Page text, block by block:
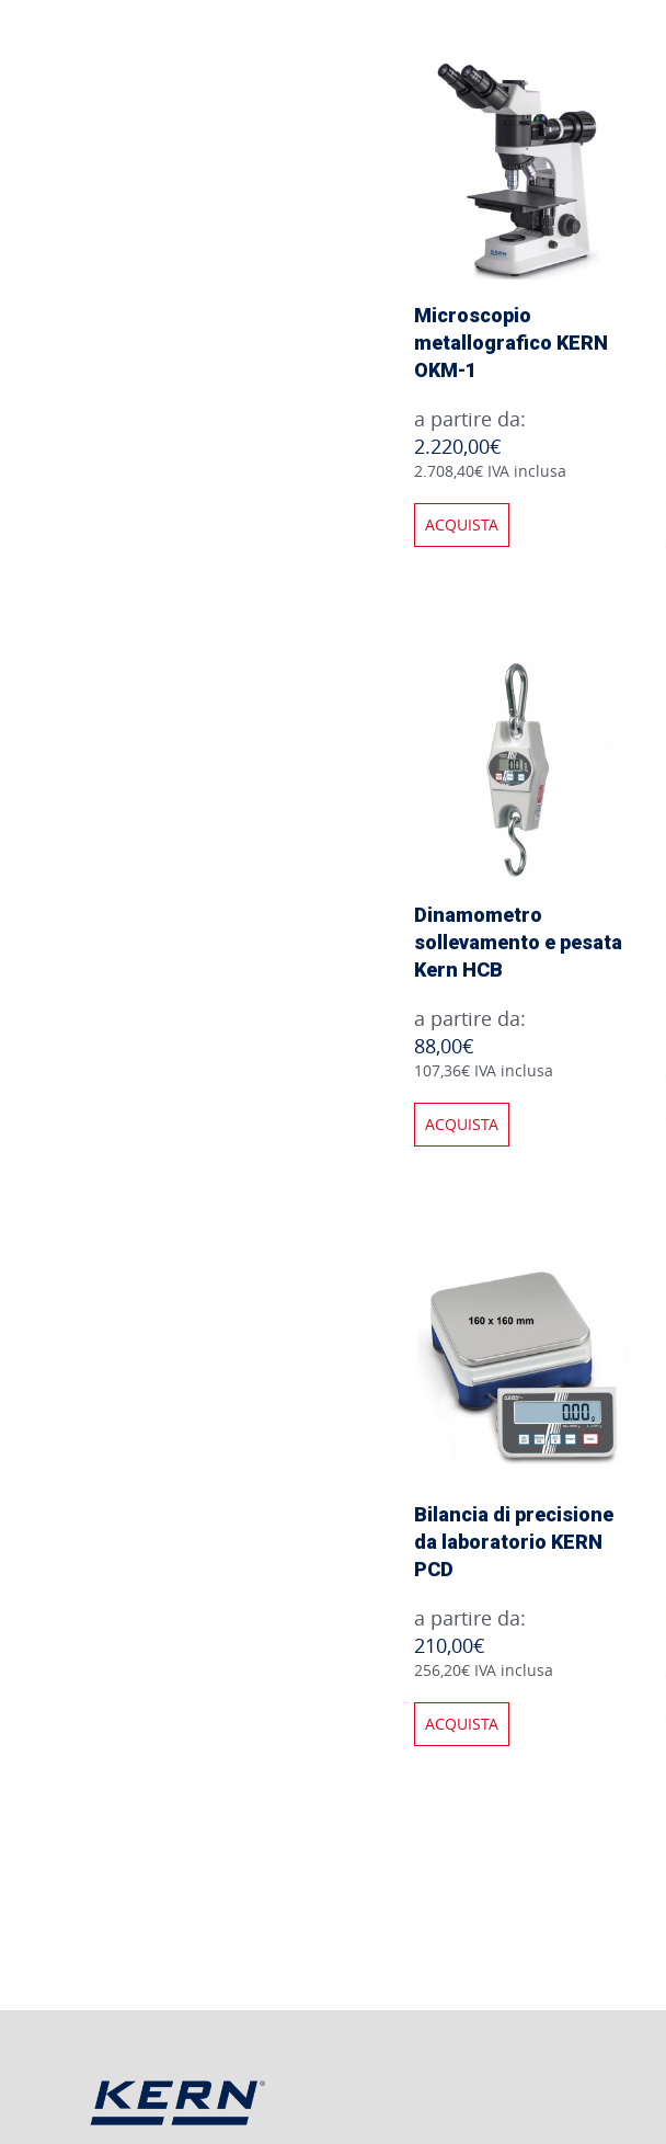
Microscopio
metallografico KERN
OKM-1
a partire da:
2.220,00€
2.708,40€ IVA inclusa
ACQUISTA
Dinamometro
sollevamento e pesata
Kern HCB
a partire da:
88,00€
107,36€ IVA inclusa
ACQUISTA
Bilancia di precisione
da laboratorio KERN
PCD
a partire da:
210,00€
256,20€ IVA inclusa
ACQUISTA